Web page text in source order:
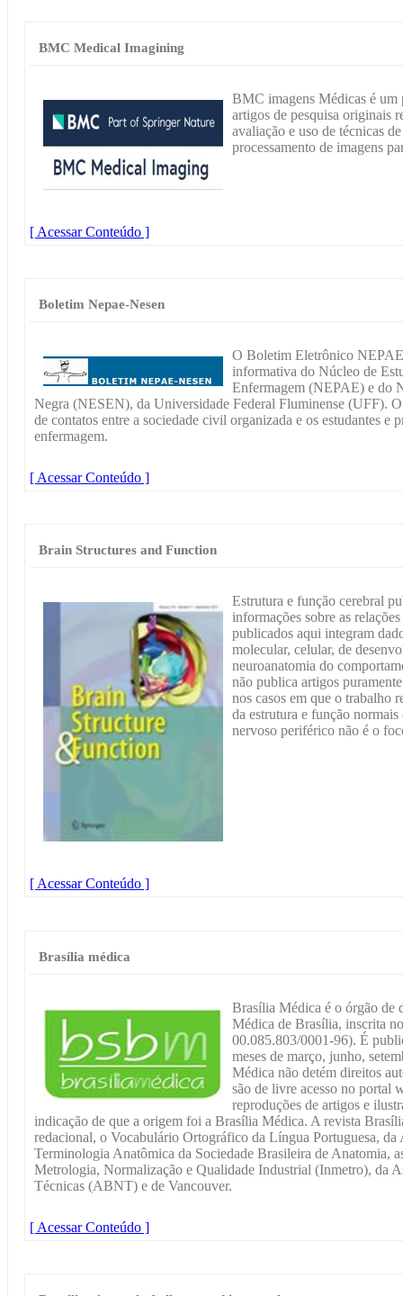
BMC Medical Imagining
BMC imagens Médicas é um
artigos de pesquisa originais
avaliação e uso de técnicas
processamento de imagens
[ Acessar Conteúdo ]
Boletim Nepae-Nesen
O Boletim Eletrônico
informativa do Núcleo de
Enfermagem (NEPAE) e do
Negra (NESEN), da Universidade Federal Fluminense (UFF).
de contatos entre a sociedade civil organizada e os estudantes e
enfermagem.
[ Acessar Conteúdo ]
Brain Structures and Function
Estrutura e função cerebral
informações sobre as
publicados aqui integram
molecular, celular, de
neuroanatomia do
não publica artigos
nos casos em que o trabalho
da estrutura e função
nervoso periférico não é o
[ Acessar Conteúdo ]
Brasília médica
Brasília Médica é o órgão de
Médica de Brasília, inscrita
00.085.803/0001-96). É
meses de março, junho,
Médica não detém direitos
são de livre acesso no portal
reproduções de artigos e
indicação de que a origem foi a Brasília Médica. A revista
redacional, o Vocabulário Ortográfico da Língua Portuguesa, da
Terminologia Anatômica da Sociedade Brasileira de Anatomia,
Metrologia, Normalização e Qualidade Industrial (Inmetro), da
Técnicas (ABNT) e de Vancouver.
[ Acessar Conteúdo ]